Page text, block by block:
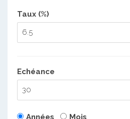
Taux (%)
Echéance
Années Mois